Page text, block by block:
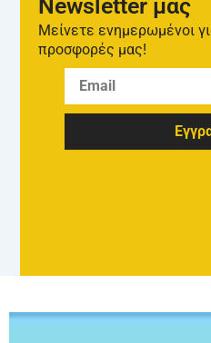
Newsletter μας
Μείνετε ενημερωμένοι
προσφορές μας!